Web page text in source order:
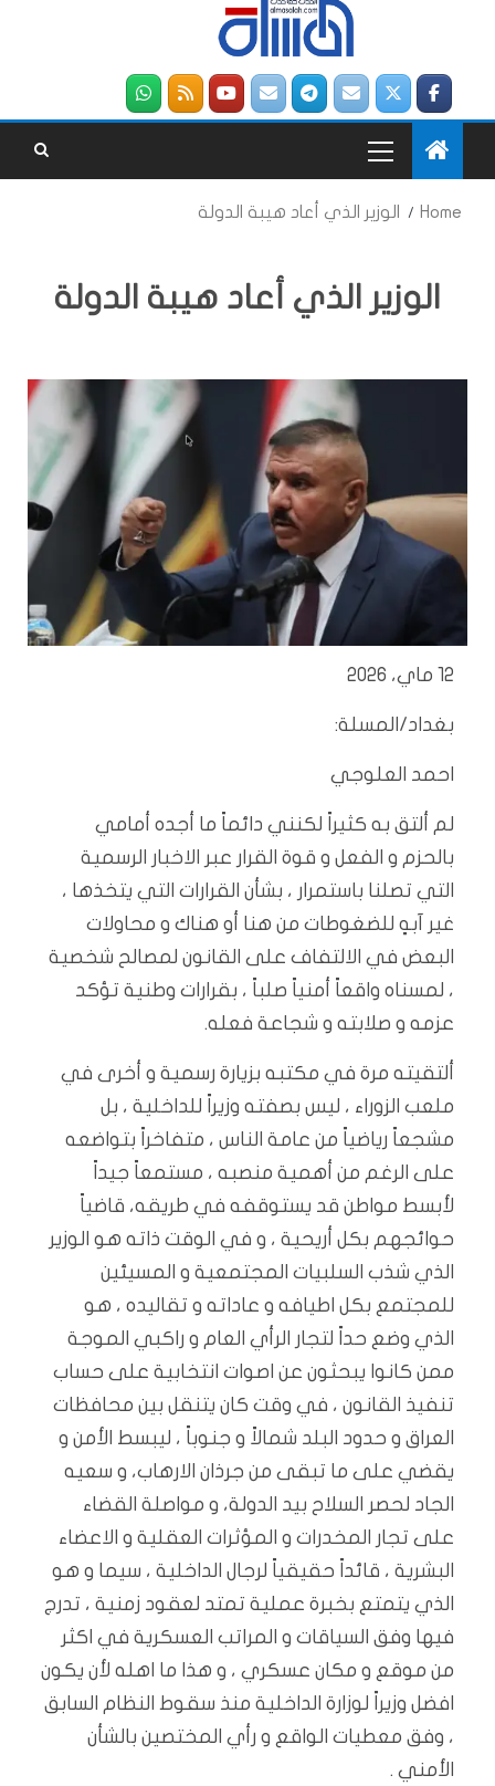
Home الوزير الذي أعاد هيبة الدولة
الوزير الذي أعاد هيبة الدولة
12 ماي، 2026
بغداد/المسلة:
احمد العلوجي
لم ألتق به كثيراً لكنني دائماً ما أجده أمامي
بالحزم و الفعل و قوة القرار عبر الاخبار الرسمية
التي تصلنا باستمرار ، بشأن القرارات التي يتخذها ،
غير آبهٍ للضغوطات من هنا أو هناك و محاولات
البعض في الالتفاف على القانون لمصالح شخصية
، لمسناه واقعاً أمنياً صلباً ، بقرارات وطنية تؤكد
عزمه و صلابته و شجاعة فعله.
ألتقيته مرة في مكتبه بزيارة رسمية و أخرى في
ملعب الزوراء ، ليس بصفته وزيراً للداخلية ، بل
مشجعاً رياضياً من عامة الناس ، متفاخراً بتواضعه
على الرغم من أهمية منصبه ، مستمعاً جيداً
لأبسط مواطن قد يستوقفه في طريقه، قاضياً
حوائجهم بكل أريحية ، و في الوقت ذاته هو الوزير
الذي شذب السلبيات المجتمعية و المسيئين
للمجتمع بكل اطيافه و عاداته و تقاليده ، هو
الذي وضع حداً لتجار الرأي العام و راكبي الموجة
ممن كانوا يبحثون عن اصوات انتخابية على حساب
تنفيذ القانون ، في وقت كان يتنقل بين محافظات
العراق و حدود البلد شمالاً و جنوباً ، ليبسط الأمن و
يقضي على ما تبقى من جرذان الارهاب، و سعيه
الجاد لحصر السلاح بيد الدولة، و مواصلة القضاء
على تجار المخدرات و المؤثرات العقلية و الاعضاء
البشرية ، قائداً حقيقياً لرجال الداخلية ، سيما و هو
الذي يتمتع بخبرة عملية تمتد لعقود زمنية ، تدرج
فيها وفق السياقات و المراتب العسكرية في اكثر
من موقع و مكان عسكري ، و هذا ما اهله لأن يكون
افضل وزيراً لوزارة الداخلية منذ سقوط النظام السابق
، وفق معطيات الواقع و رأي المختصين بالشأن
الأمني .